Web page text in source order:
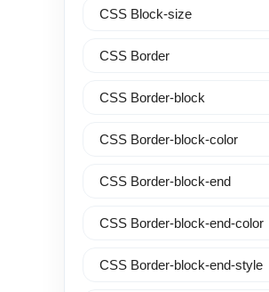
CSS Block-size
CSS Border
CSS Border-block
CSS Border-block-color
CSS Border-block-end
CSS Border-block-end-color
CSS Border-block-end-style